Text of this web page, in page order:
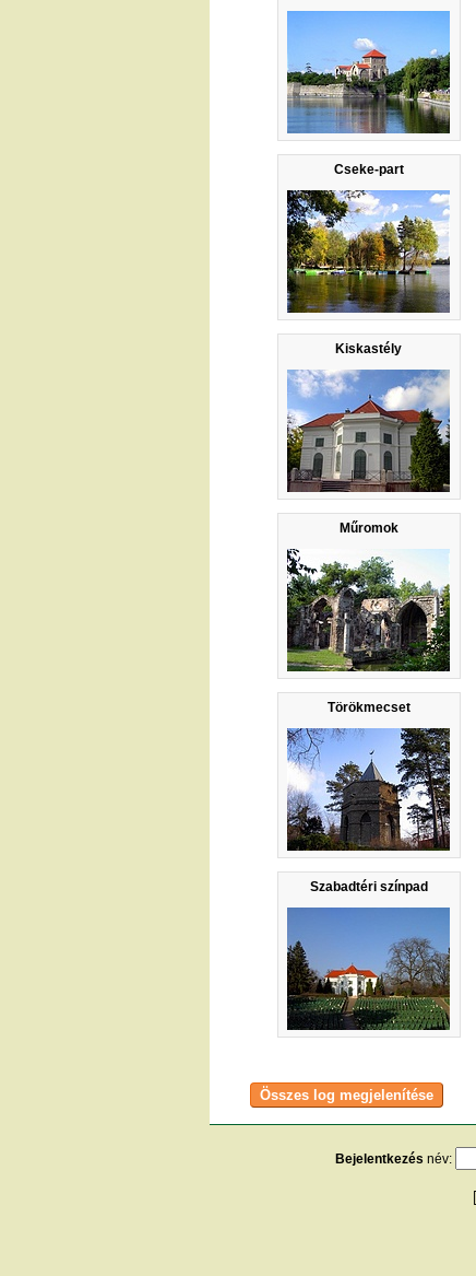
Cseke-part
Kiskastély
Műromok
Törökmecset
Szabadtéri színpad
Bejelentkezés név: